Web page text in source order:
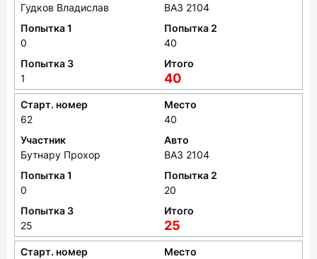
Гудков Владислав
ВАЗ 2104
Попытка 1
0
Попытка 2
40
Попытка 3
1
Итого
40
Старт. номер
62
Место
40
Участник
Бутнару Прохор
Авто
ВАЗ 2104
Попытка 1
0
Попытка 2
20
Попытка 3
25
Итого
25
Старт. номер
Место